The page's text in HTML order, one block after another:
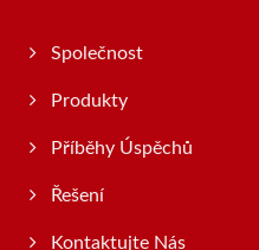
Společnost
Produkty
Příběhy Úspěchů
Řešení
Kontaktujte Nás